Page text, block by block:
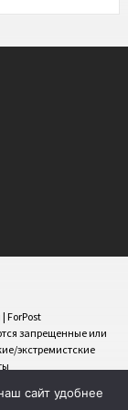
ForPost
запрещенные или
экстремистские
сайт удобнее